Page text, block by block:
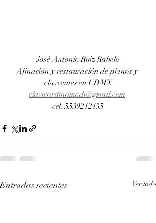
José Antonio Ruiz Rabelo
Afinación y restauración de pianos y
clavecines en CDMX
clavicordinomadi@gmail.com
cel. 5539212135
Entradas recientes Ver todo